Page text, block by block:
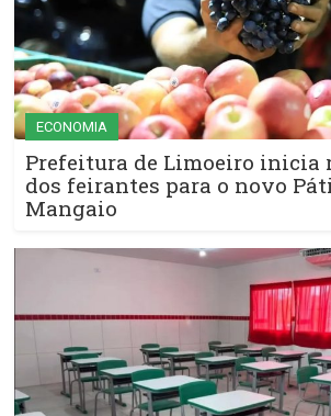
ECONOMIA
Prefeitura de Limoeiro inicia
dos feirantes para o novo
Mangaio